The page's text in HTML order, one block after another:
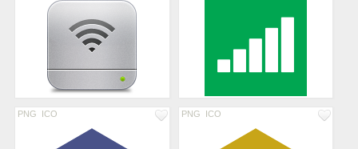
PNG ICO PNG ICO